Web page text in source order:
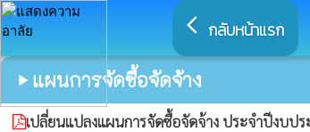
arrow_back_ios กลับหน้าแรก
play_arrow แผนการจัดซื้อจัดจ้าง
เปลี่ยนแปลงแผนการจัดซื้อจัดจ้าง ประจำปีงบ